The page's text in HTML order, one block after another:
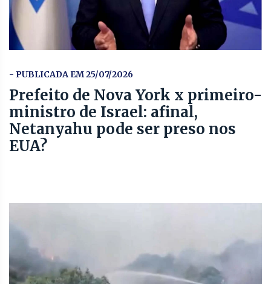
- PUBLICADA EM 25/07/2026
Prefeito de Nova York x primeiro-
ministro de Israel: afinal,
Netanyahu pode ser preso nos
EUA?